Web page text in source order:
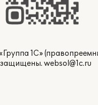
1С»
защищены. websol@1c.ru